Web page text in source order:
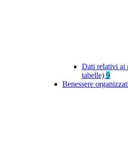
Dati relativi ai
tabelle) 9
Benessere